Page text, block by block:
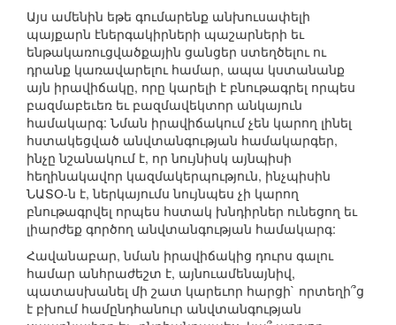
Այս ամենին եթե գումարենք անխուսափելի
պայքարն էներգակիրների պաշարների եւ
ենթակառուցվածքային ցանցեր ստեղծելու ու
դրանք կառավարելու համար, ապա կստանանք
այն իրավիճակը, որը կարելի է բնութագրել որպես
բազմաբեւեռ եւ բազմավեկտոր անկայուն
համակարգ: Նման իրավիճակում չեն կարող լինել
հստակեցված անվտանգության համակարգեր,
ինչը նշանակում է, որ նույնիսկ այնպիսի
հեղինակավոր կազմակերպություն, ինչպիսին
ՆԱՏՕ-ն է, ներկայումս նույնպես չի կարող
բնութագրվել որպես հստակ խնդիրներ ունեցող եւ
լիարժեք գործող անվտանգության համակարգ:
Հավանաբար, նման իրավիճակից դուրս գալու
համար անհրաժեշտ է, այնուամենայնիվ,
պատասխանել մի շատ կարեւոր հարցի` որտեղի՞ց
է բխում համընդհանուր անվտանգության